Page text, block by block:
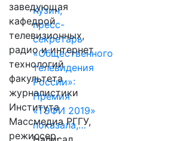
Кузин,
пресс-
секретарь
«Общественного
телевидения
России»:
Премия
«ТЭФИ 2019»
показала,…
заведующая
кафедрой
телевизионных,
радио и интернет
технологий
факультета
журналистики
Института
Массмедиа РГГУ,
режиссер.